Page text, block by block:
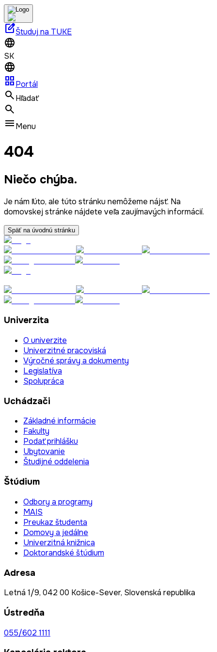
edit_squareŠtuduj na TUKE
SK
grid_viewPortál
Hľadať
Menu
404
Niečo chýba.
Je nám ľúto, ale túto stránku nemôžeme nájsť. Na
domovskej stránke nájdete veľa zaujímavých informácií.
Späť na úvodnú stránku
Univerzita
O univerzite
Univerzitné pracoviská
Výročné správy a dokumenty
Legislatíva
Spolupráca
Uchádzači
Základné informácie
Fakulty
Podať prihlášku
Ubytovanie
Študijné oddelenia
Štúdium
Odbory a programy
MAIS
Preukaz študenta
Domovy a jedálne
Univerzitná knižnica
Doktorandské štúdium
Adresa
Letná 1/9, 042 00 Košice-Sever, Slovenská republika
Ústredňa
055/602 1111